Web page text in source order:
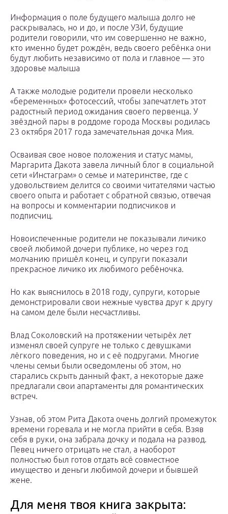
Информация о поле будущего малыша долго не
раскрывалась, но и до, и после УЗИ, будущие
родители говорили, что им совершенно не важно,
кто именно будет рождён, ведь своего ребёнка они
будут любить независимо от пола и главное — это
здоровье малыша
А также молодые родители провели несколько
«беременных» фотосессий, чтобы запечатлеть этот
радостный период ожидания своего первенца. У
звёздной пары в роддоме города Москвы родилась
23 октября 2017 года замечательная дочка Мия.
Осваивая свое новое положения и статус мамы,
Маргарита Дакота завела личный блог в социальной
сети «Инстаграм» о семье и материнстве, где с
удовольствием делится со своими читателями частью
своего опыта и работает с обратной связью, отвечая
на вопросы и комментарии подписчиков и
подписчиц.
Новоиспеченные родители не показывали личико
своей любимой дочери публике, но через год
молчанию пришёл конец, и супруги показали
прекрасное личико их любимого ребёночка.
Но как выяснилось в 2018 году, супруги, которые
демонстрировали свои нежные чувства друг к другу
на самом деле были несчастливы.
Влад Соколовский на протяжении четырёх лет
изменял своей супруге не только с девушками
лёгкого поведения, но и с её подругами. Многие
члены семьи были осведомлены об этом, но
старались скрыть данный факт, а некоторые даже
предлагали свои апартаменты для романтических
встреч.
Узнав, об этом Рита Дакота очень долгий промежуток
времени горевала и не могла прийти в себя. Взяв
себя в руки, она забрала дочку и подала на развод.
Певец ничего отрицать не стал, а наоборот
полностью был готов отдать всё совместное
имущество и деньги любимой дочери и бывшей
жене.
Для меня твоя книга закрыта: